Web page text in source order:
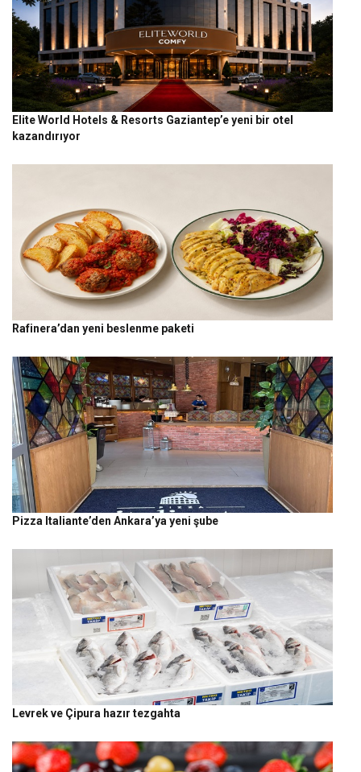
Elite World Hotels & Resorts Gaziantep’e yeni bir otel
kazandırıyor
Rafinera’dan yeni beslenme paketi
Pizza Italiante’den Ankara’ya yeni şube
Levrek ve Çipura hazır tezgahta